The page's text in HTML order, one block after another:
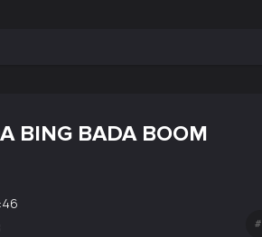
BING BADA BOOM